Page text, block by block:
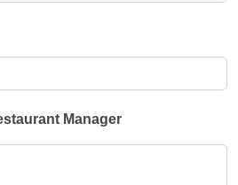
Manager